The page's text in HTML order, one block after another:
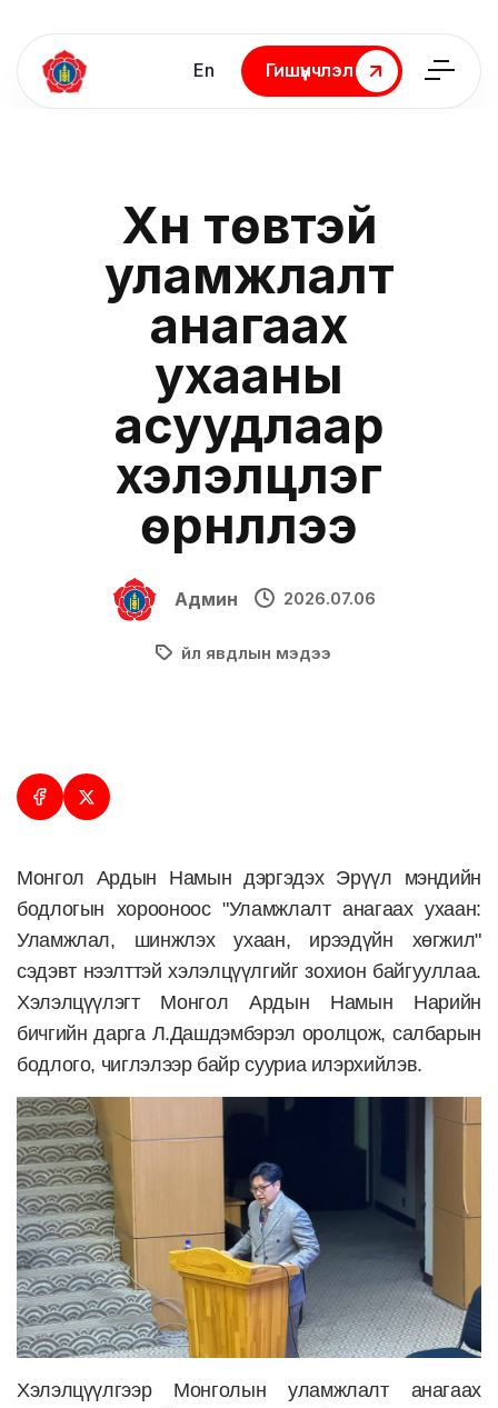
En
Гишүүнчлэл
Гишүүнчлэл
Хүн төвтэй
уламжлалт
анагаах
ухааны
асуудлаар
хэлэлцүүлэг
өрнүүллээ
Админ 2026.07.06
Үйл явдлын мэдээ
Монгол Ардын Намын дэргэдэх Эрүүл мэндийн
бодлогын хорооноос "Уламжлалт анагаах ухаан:
Уламжлал, шинжлэх ухаан, ирээдүйн хөгжил"
сэдэвт нээлттэй хэлэлцүүлгийг зохион байгууллаа.
Хэлэлцүүлэгт Монгол Ардын Намын Нарийн
бичгийн дарга Л.Дашдэмбэрэл оролцож, салбарын
бодлого, чиглэлээр байр сууриа илэрхийлэв.
Хэлэлцүүлгээр Монголын уламжлалт анагаах